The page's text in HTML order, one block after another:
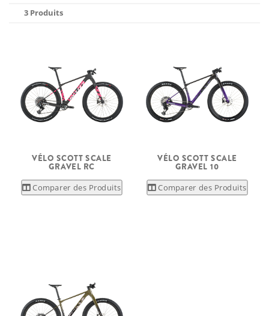
3 Produits
VÉLO SCOTT SCALE
GRAVEL RC
Comparer des Produits
VÉLO SCOTT SCALE
GRAVEL 10
Comparer des Produits